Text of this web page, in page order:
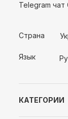
Telegram
КАТЕГОРИИ
Страна
Язык